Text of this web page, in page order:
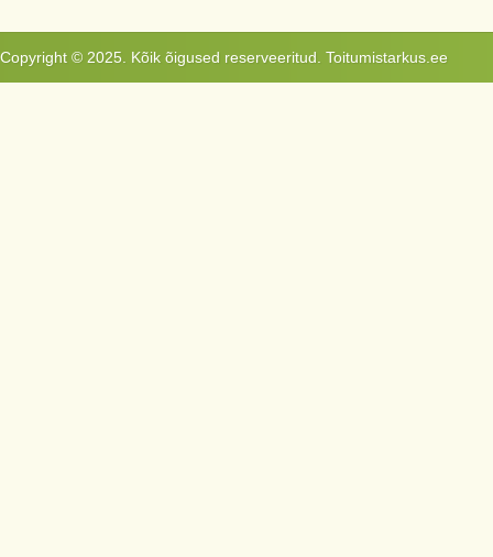
Copyright © 2025. Kõik õigused reserveeritud. Toitumistarkus.ee